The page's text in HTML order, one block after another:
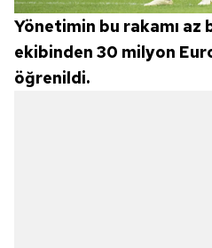
Yönetimin bu rakamı az
ekibinden 30 milyon
öğrenildi.